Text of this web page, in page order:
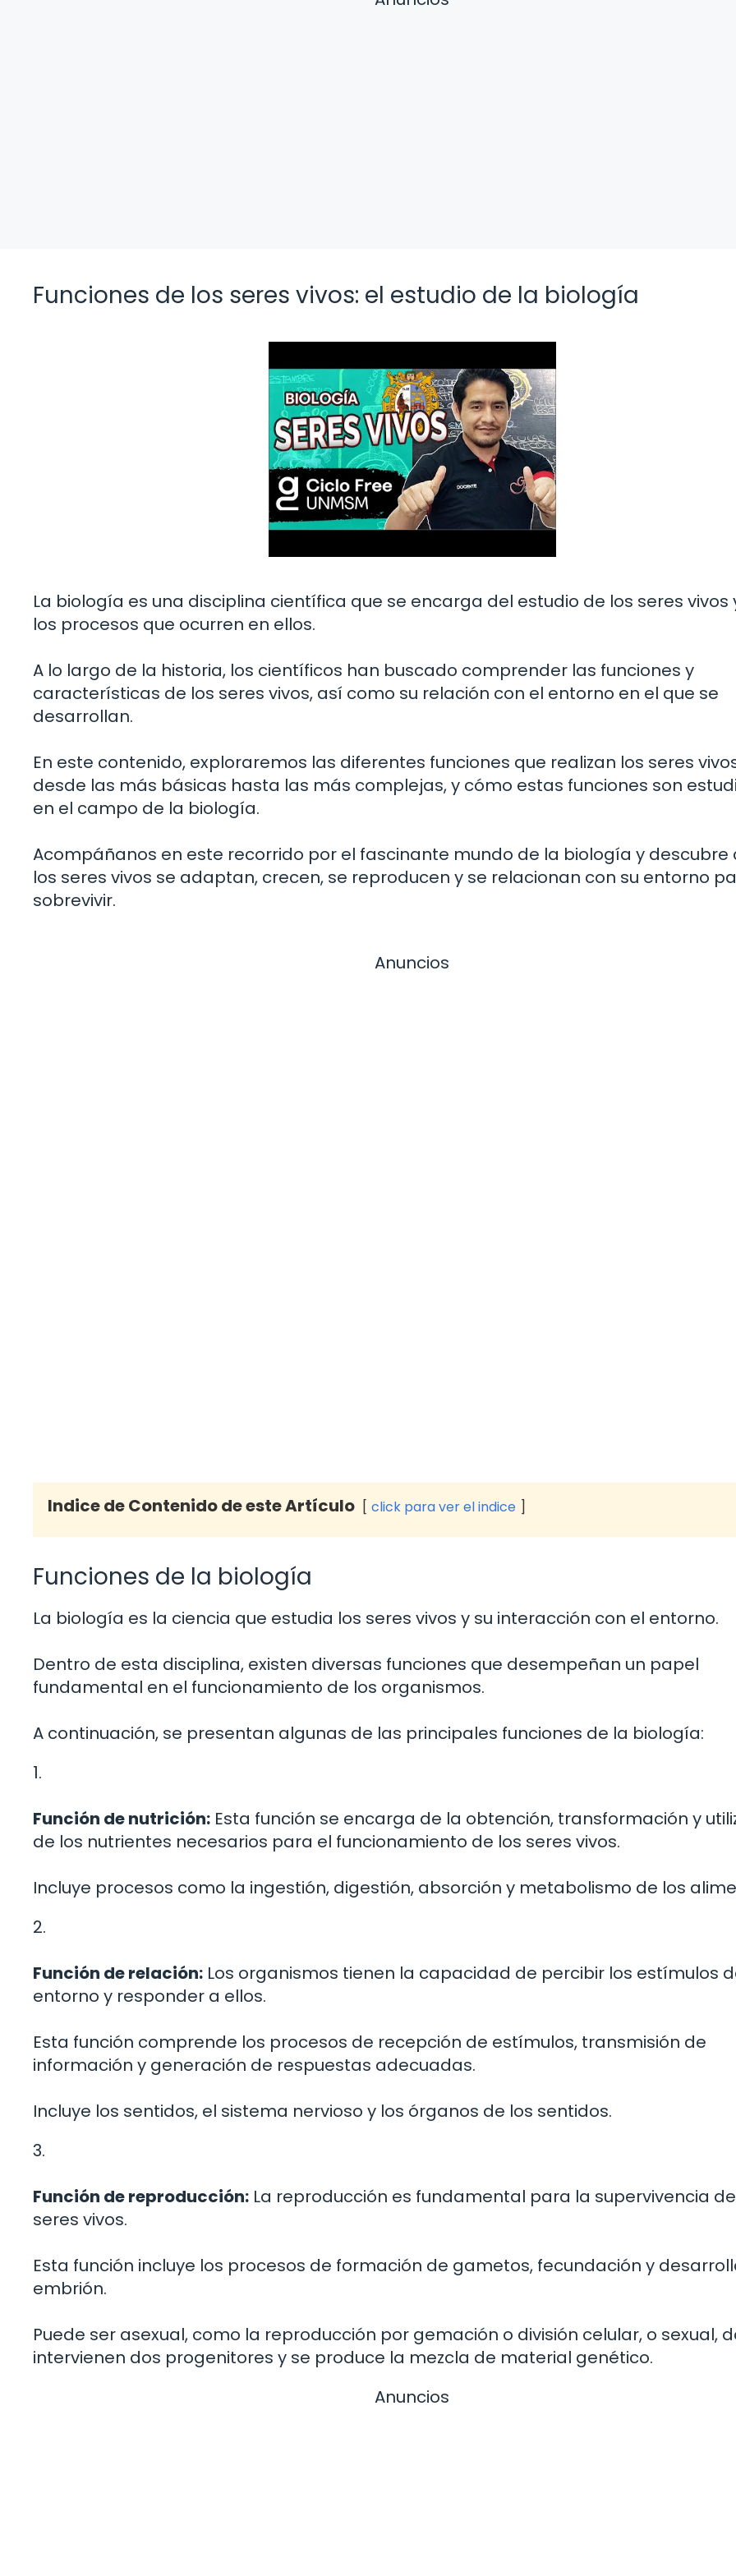
Funciones de los seres vivos: el estudio de la biología
La biología es una disciplina científica que se encarga del estudio de los seres vivos
los procesos que ocurren en ellos.
A lo largo de la historia, los científicos han buscado comprender las funciones y
características de los seres vivos, así como su relación con el entorno en el que se
desarrollan.
En este contenido, exploraremos las diferentes funciones que realizan los seres
desde las más básicas hasta las más complejas, y cómo estas funciones son
en el campo de la biología.
Acompáñanos en este recorrido por el fascinante mundo de la biología y descubre
los seres vivos se adaptan, crecen, se reproducen y se relacionan con su entorno
sobrevivir.
Anuncios
Indice de Contenido de este Artículo click para ver el indice
Funciones de la biología
La biología es la ciencia que estudia los seres vivos y su interacción con el entorno.
Dentro de esta disciplina, existen diversas funciones que desempeñan un papel
fundamental en el funcionamiento de los organismos.
A continuación, se presentan algunas de las principales funciones de la biología:
1.
Función de nutrición: Esta función se encarga de la obtención, transformación y
de los nutrientes necesarios para el funcionamiento de los seres vivos.
Incluye procesos como la ingestión, digestión, absorción y metabolismo de los
2.
Función de relación: Los organismos tienen la capacidad de percibir los estímulos
entorno y responder a ellos.
Esta función comprende los procesos de recepción de estímulos, transmisión de
información y generación de respuestas adecuadas.
Incluye los sentidos, el sistema nervioso y los órganos de los sentidos.
3.
Función de reproducción: La reproducción es fundamental para la supervivencia
seres vivos.
Esta función incluye los procesos de formación de gametos, fecundación y
embrión.
Puede ser asexual, como la reproducción por gemación o división celular, o sexual,
intervienen dos progenitores y se produce la mezcla de material genético.
Anuncios